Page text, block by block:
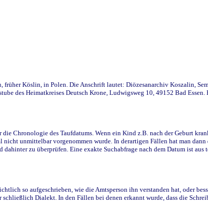
Köslin, in Polen. Die Anschrift lautet: Diözesanarchiv Koszalin,
des Heimatkreises Deutsch Krone, Ludwigsweg 10, 49152 Bad
Chronologie des Taufdatums. Wenn ein Kind z.B. nach der Geburt
unmittelbar vorgenommen wurde. In derartigen Fällen hat man
zu überprüfen. Eine exakte Suchabfrage nach dem Datum ist
so aufgeschrieben, wie die Amtsperson ihn verstanden hat, oder
Dialekt. In den Fällen bei denen erkannt wurde, dass die